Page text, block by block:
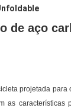
de aço
projetada
as